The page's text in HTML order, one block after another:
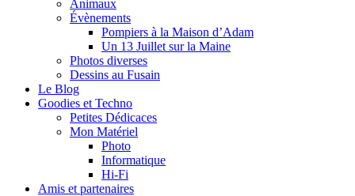
Animaux
Évènements
Pompiers à la Maison d’Adam
Un 13 Juillet sur la Maine
Photos diverses
Dessins au Fusain
Le Blog
Goodies et Techno
Petites Dédicaces
Mon Matériel
Photo
Informatique
Hi-Fi
Amis et partenaires